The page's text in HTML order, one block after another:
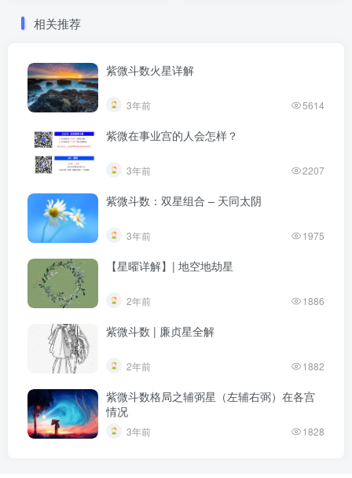
相关推荐
紫微斗数火星详解
3年前 5614
紫微在事业宫的人会怎样？
3年前 2207
紫微斗数：双星组合 – 天同太阴
3年前 1975
【星曜详解】| 地空地劫星
2年前 1886
紫微斗数 | 廉贞星全解
2年前 1882
紫微斗数格局之辅弼星（左辅右弼）在各宫
情况
3年前 1828